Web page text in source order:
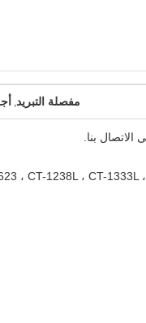
مفصلة التبريد,
بنا.